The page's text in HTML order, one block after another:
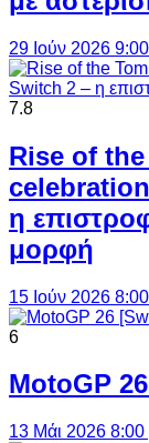
29 Ιούν 2026
7.8
Rise of
η
μορφή
15 Ιούν 2026
6
MotoGP
13 Μάι 2026 8:00